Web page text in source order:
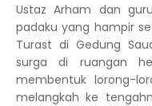
Ustaz Arham dan
padaku yang hampir
Turast di Gedung
surga di ruangan
membentuk lorong-
melangkah ke